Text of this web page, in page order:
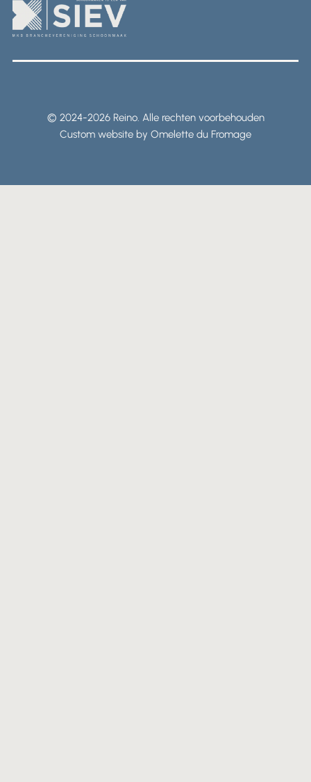
© 2024-2026 Reino. Alle rechten voorbehouden
Custom website by Omelette du Fromage